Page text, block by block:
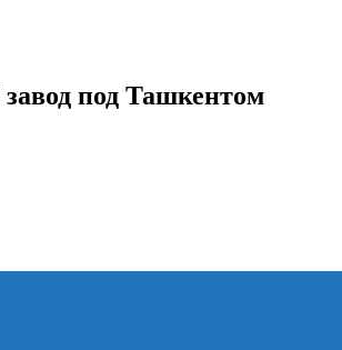
под Ташкентом